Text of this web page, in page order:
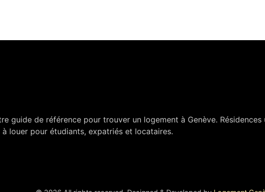
guide de référence pour trouver un logement à Genève.
louer pour étudiants, expatriés et locataires.